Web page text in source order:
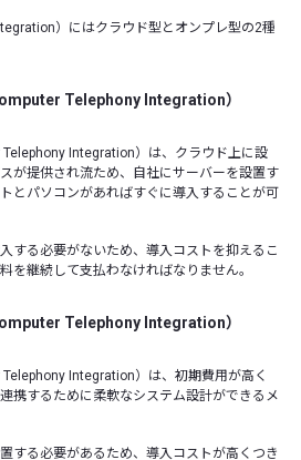
）にはクラウド型とオンプレ型の2種
Telephony Integration）
Integration）は、クラウド上に設
が提供され流ため、自社にサーバーを設置す
とパソコンがあればすぐに導入することが可
する必要がないため、導入コストを抑えるこ
を継続して支払わなければなりません。
Telephony Integration）
Integration）は、初期費用が高く
携するために柔軟なシステム設計ができるメ
する必要があるため、導入コストが高くつき